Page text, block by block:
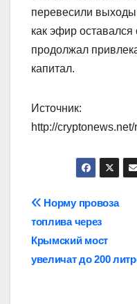
перевесили
как эфир
продолжал
капитал.
Источник:
http://
Навигация
по
записям
Норму провоза
топлива через
Крымский мост
увеличат до 200